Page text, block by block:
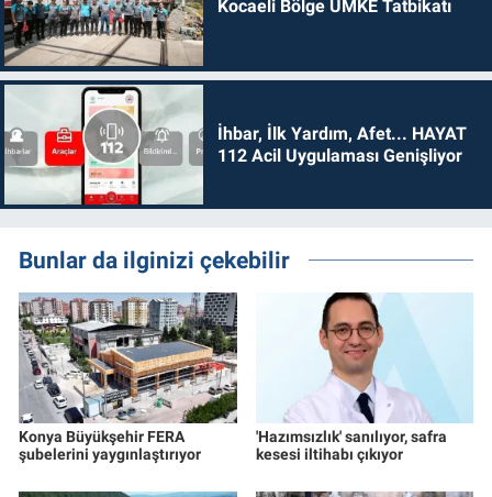
Kocaeli Bölge UMKE Tatbikatı
İhbar, İlk Yardım, Afet... HAYAT
112 Acil Uygulaması Genişliyor
Bunlar da ilginizi çekebilir
Konya Büyükşehir FERA
şubelerini yaygınlaştırıyor
'Hazımsızlık' sanılıyor, safra
kesesi iltihabı çıkıyor